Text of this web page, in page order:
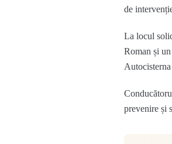
de
La locul
Roman și
prevenire și